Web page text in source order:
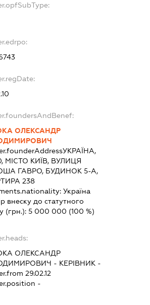
ОЛЕКСАНДР
УКРАЇНА,
МІСТО КИЇВ, ВУЛИЦЯ
ГАВРО, БУДИНОК 5-А,
238
Україна
внеску до статутного
(грн.): 5 000 000 (100 %)
ОЛЕКСАНДР
- КЕРІВНИК -
29.02.12
-